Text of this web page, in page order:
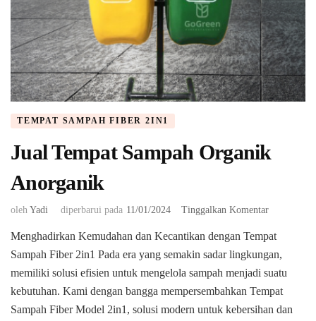
TEMPAT SAMPAH FIBER 2IN1
Jual Tempat Sampah Organik
Anorganik
oleh Yadi diperbarui pada 11/01/2024 Tinggalkan Komentarpada
Tempat
Sampah
Organik
Menghadirkan Kemudahan dan Kecantikan dengan Tempat
Sampah Fiber 2in1 Pada era yang semakin sadar lingkungan,
memiliki solusi efisien untuk mengelola sampah menjadi suatu
kebutuhan. Kami dengan bangga mempersembahkan Tempat
Sampah Fiber Model 2in1, solusi modern untuk kebersihan dan